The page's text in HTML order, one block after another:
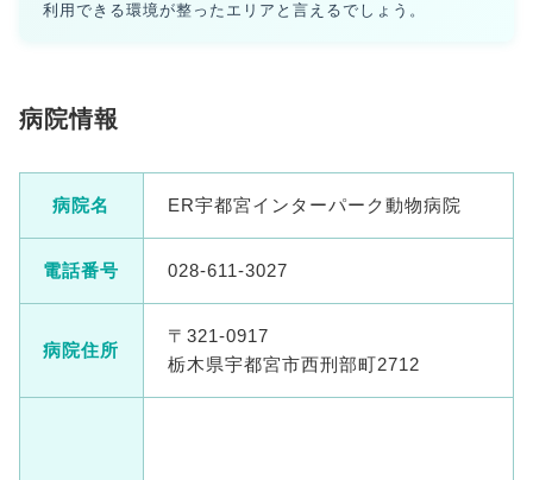
利用できる環境が整ったエリアと言えるでしょう。
病院情報
病院名 ER宇都宮インターパーク動物病院
電話番号 028-611-3027
病院住所
〒321-0917
栃木県宇都宮市西刑部町2712